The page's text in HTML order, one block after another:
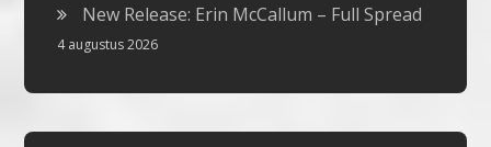
New Release: Erin McCallum – Full Spread
4 augustus 2026